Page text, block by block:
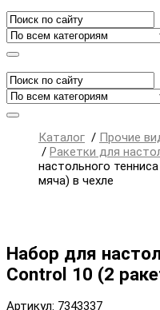
Каталог / Прочие
/ Ракетки для
настольного
мяча) в чехле
Набор для
Control 10 (2
Артикул: 7343337